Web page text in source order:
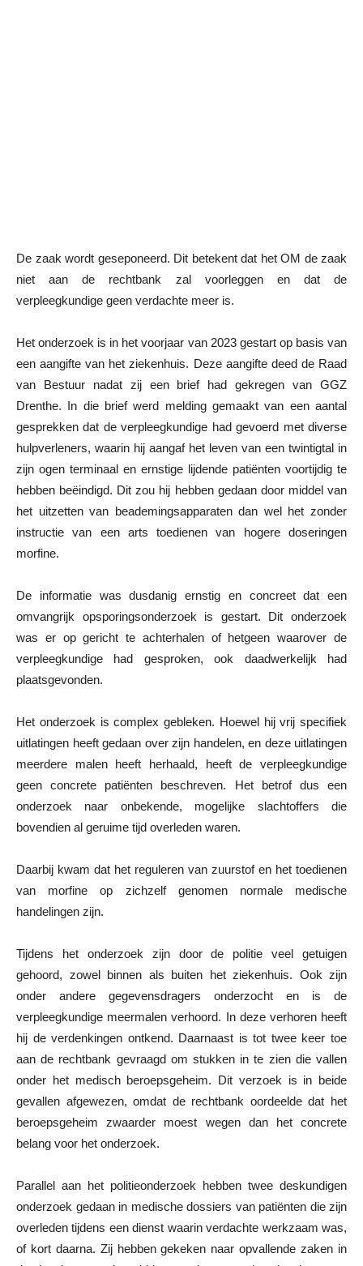
De zaak wordt geseponeerd. Dit betekent dat het OM de zaak
niet aan de rechtbank zal voorleggen en dat de
verpleegkundige geen verdachte meer is.
Het onderzoek is in het voorjaar van 2023 gestart op basis van
een aangifte van het ziekenhuis. Deze aangifte deed de Raad
van Bestuur nadat zij een brief had gekregen van GGZ
Drenthe. In die brief werd melding gemaakt van een aantal
gesprekken dat de verpleegkundige had gevoerd met diverse
hulpverleners, waarin hij aangaf het leven van een twintigtal in
zijn ogen terminaal en ernstige lijdende patiënten voortijdig te
hebben beëindigd. Dit zou hij hebben gedaan door middel van
het uitzetten van beademingsapparaten dan wel het zonder
instructie van een arts toedienen van hogere doseringen
morfine.
De informatie was dusdanig ernstig en concreet dat een
omvangrijk opsporingsonderzoek is gestart. Dit onderzoek
was er op gericht te achterhalen of hetgeen waarover de
verpleegkundige had gesproken, ook daadwerkelijk had
plaatsgevonden.
Het onderzoek is complex gebleken. Hoewel hij vrij specifiek
uitlatingen heeft gedaan over zijn handelen, en deze uitlatingen
meerdere malen heeft herhaald, heeft de verpleegkundige
geen concrete patiënten beschreven. Het betrof dus een
onderzoek naar onbekende, mogelijke slachtoffers die
bovendien al geruime tijd overleden waren.
Daarbij kwam dat het reguleren van zuurstof en het toedienen
van morfine op zichzelf genomen normale medische
handelingen zijn.
Tijdens het onderzoek zijn door de politie veel getuigen
gehoord, zowel binnen als buiten het ziekenhuis. Ook zijn
onder andere gegevensdragers onderzocht en is de
verpleegkundige meermalen verhoord. In deze verhoren heeft
hij de verdenkingen ontkend. Daarnaast is tot twee keer toe
aan de rechtbank gevraagd om stukken in te zien die vallen
onder het medisch beroepsgeheim. Dit verzoek is in beide
gevallen afgewezen, omdat de rechtbank oordeelde dat het
beroepsgeheim zwaarder moest wegen dan het concrete
belang voor het onderzoek.
Parallel aan het politieonderzoek hebben twee deskundigen
onderzoek gedaan in medische dossiers van patiënten die zijn
overleden tijdens een dienst waarin verdachte werkzaam was,
of kort daarna. Zij hebben gekeken naar opvallende zaken in